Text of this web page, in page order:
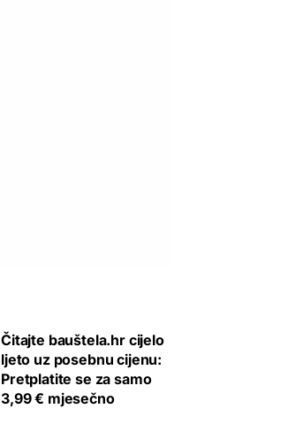
Čitajte bauštela.hr cijelo
ljeto uz posebnu cijenu:
Pretplatite se za samo
3,99 € mjesečno